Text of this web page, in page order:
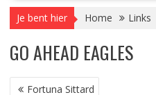
Je bent hier Home Links
GO AHEAD EAGLES
BERICHT
Fortuna Sittard